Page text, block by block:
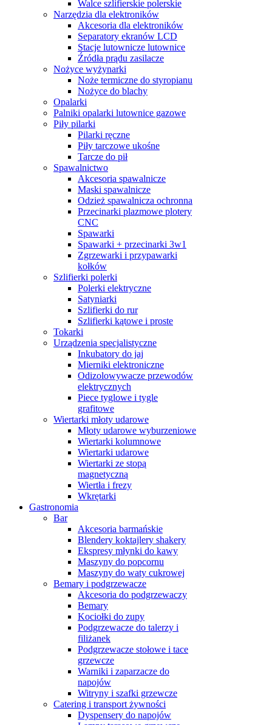
Walce szlifierskie polerskie
Narzędzia dla elektroników
Akcesoria dla elektroników
Separatory ekranów LCD
Stacje lutownicze lutownice
Źródła prądu zasilacze
Nożyce wyżynarki
Noże termiczne do styropianu
Nożyce do blachy
Opalarki
Palniki opalarki lutownice gazowe
Piły pilarki
Pilarki ręczne
Piły tarczowe ukośne
Tarcze do pił
Spawalnictwo
Akcesoria spawalnicze
Maski spawalnicze
Odzież spawalnicza ochronna
Przecinarki plazmowe plotery
CNC
Spawarki
Spawarki + przecinarki 3w1
Zgrzewarki i przypawarki
kołków
Szlifierki polerki
Polerki elektryczne
Satyniarki
Szlifierki do rur
Szlifierki kątowe i proste
Tokarki
Urządzenia specjalistyczne
Inkubatory do jaj
Mierniki elektroniczne
Odizolowywacze przewodów
elektrycznych
Piece tyglowe i tygle
grafitowe
Wiertarki młoty udarowe
Młoty udarowe wyburzeniowe
Wiertarki kolumnowe
Wiertarki udarowe
Wiertarki ze stopą
magnetyczną
Wiertła i frezy
Wkrętarki
Gastronomia
Bar
Akcesoria barmańskie
Blendery koktajlery shakery
Ekspresy młynki do kawy
Maszyny do popcornu
Maszyny do waty cukrowej
Bemary i podgrzewacze
Akcesoria do podgrzewaczy
Bemary
Kociołki do zupy
Podgrzewacze do talerzy i
filiżanek
Podgrzewacze stołowe i tace
grzewcze
Warniki i zaparzacze do
napojów
Witryny i szafki grzewcze
Catering i transport żywności
Dyspensery do napojów